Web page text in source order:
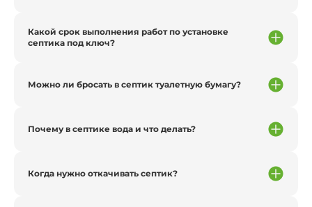
Какой срок выполнения работ по установке
септика под ключ?
Можно ли бросать в септик туалетную бумагу?
Почему в септике вода и что делать?
Когда нужно откачивать септик?